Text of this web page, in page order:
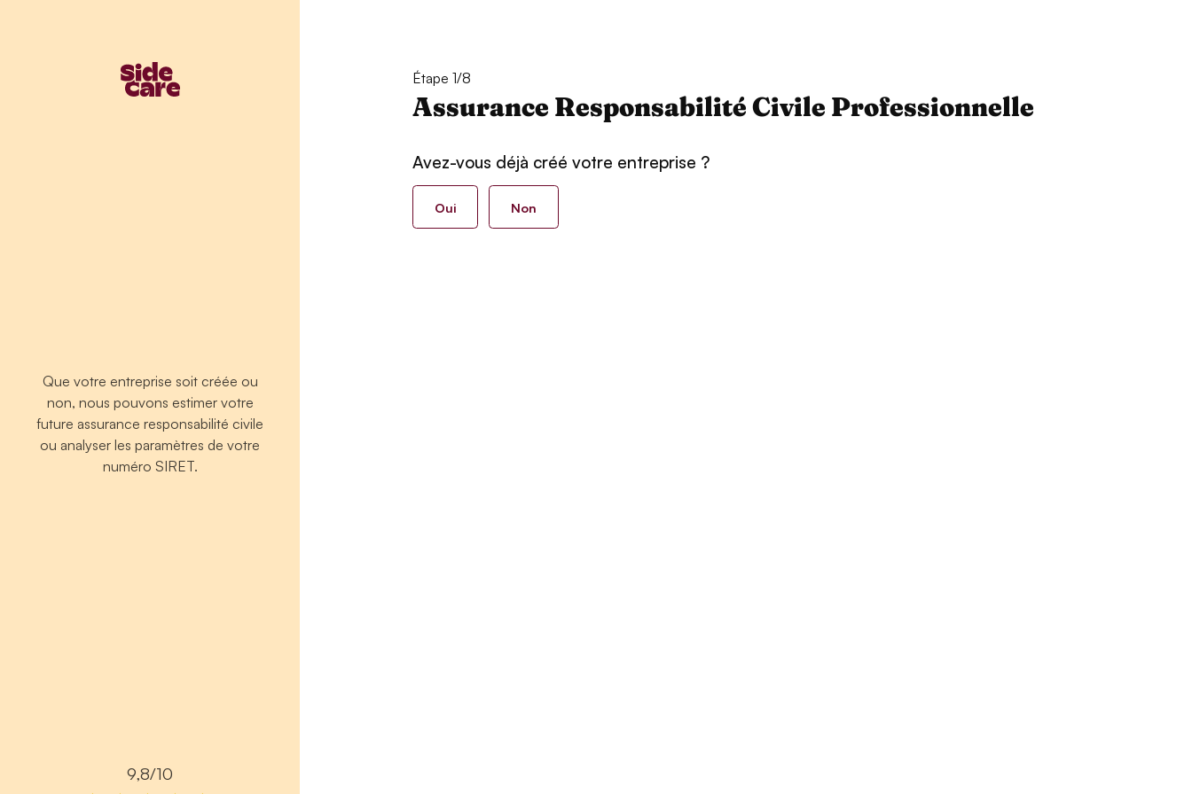
Que votre entreprise soit créée ou
non, nous pouvons estimer votre
future assurance responsabilité civile
ou analyser les paramètres de votre
numéro SIRET.
9,8/10
Étape 1/8
Assurance Responsabilité Civile Professionnelle
Avez-vous déjà créé votre entreprise ?
Oui Non